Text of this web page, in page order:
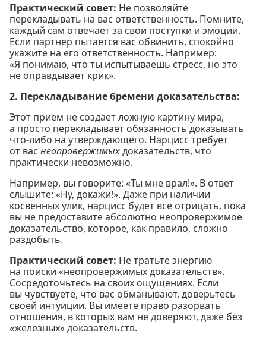
Практический совет: Не позволяйте
перекладывать на вас ответственность. Помните,
каждый сам отвечает за свои поступки и эмоции.
Если партнер пытается вас обвинить, спокойно
укажите на его ответственность. Например:
«Я понимаю, что ты испытываешь стресс, но это
не оправдывает крик».
2. Перекладывание бремени доказательства:
Этот прием не создает ложную картину мира,
а просто перекладывает обязанность доказывать
что-либо на утверждающего. Нарцисс требует
от вас неопровержимыхдоказательств, что
практически невозможно.
Например, вы говорите: «Ты мне врал!». В ответ
слышите: «Ну, докажи!». Даже при наличии
косвенных улик, нарцисс будет все отрицать, пока
вы не предоставите абсолютно неопровержимое
доказательство, которое, как правило, сложно
раздобыть.
Практический совет: Не тратьте энергию
на поиски «неопровержимых доказательств».
Сосредоточьтесь на своих ощущениях. Если
вы чувствуете, что вас обманывают, доверьтесь
своей интуиции. Вы имеете право разорвать
отношения, в которых вам не доверяют, даже без
«железных» доказательств.